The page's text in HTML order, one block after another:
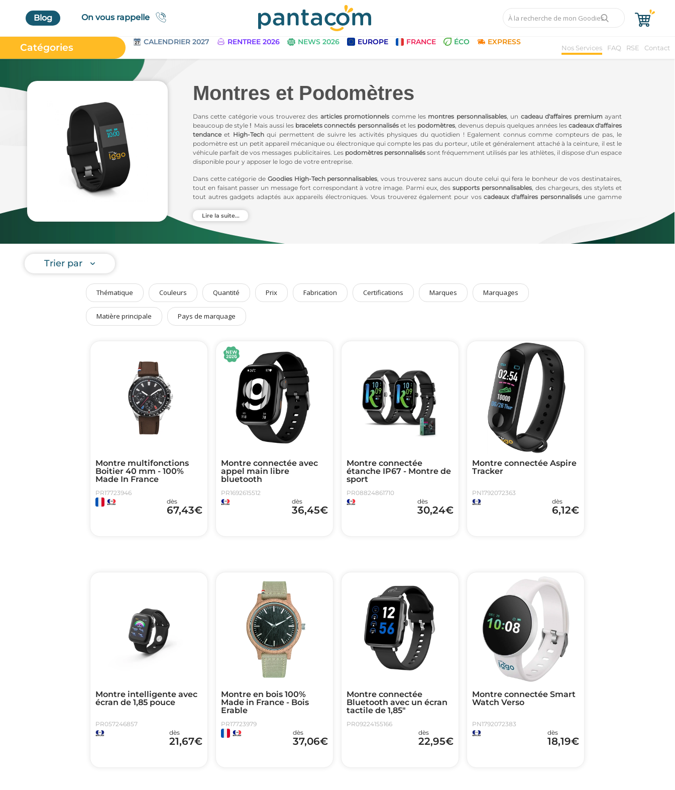
Blog On vous rappelle
Catégories CALENDRIER 2027 RENTREE 2026 NEWS 2026 EUROPE FRANCE ÉCO EXPRESS
Nos Services FAQ RSE Contact
Au Bureau
Bagageries & Sacs
Textiles & Accessoires
Vêtements de Travail
Parapluies & Parasols
Art de la Table
Bien être & Sécurité
Sports, loisirs & jouets
Accessoires Auto & Vélo
PLV & Mobiliers Pub
Montres et Podomètres
Dans cette catégorie vous trouverez des articles promotionnels comme les montres personnalisables, un cadeau d'affaires premium ayant
beaucoup de style ! Mais aussi les bracelets connectés personnaliséset les podomètres, devenus depuis quelques années les cadeaux d'affaires
tendanceet High-Techqui permettent de suivre les activités physiques du quotidien ! Egalement connus comme compteurs de pas, le
podomètre est un petit appareil mécanique ou électronique qui compte les pas du porteur, utile et généralement attaché à la ceinture, il est le
véhicule parfait de vos messages publicitaires. Les podomètres personnaliséssont fréquemment utilisés par les athlètes, il dispose d'un espace
disponible pour y apposer le logo de votre entreprise.
Dans cette catégorie de Goodies High-Tech personnalisables , vous trouverez sans aucun doute celui qui fera le bonheur de vos destinataires,
tout en faisant passer un message fort correspondant à votre image. Parmi eux, dessupports personnalisables , des chargeurs, des stylets et
tout autres gadgets adaptés aux appareils électroniques. Vous trouverez également pour voscadeaux d'affaires personnalisésune gamme
Nous avons également sélectionné pour vous l'essentiel du
innovantspouvant parfaitement s'accorder pour un kit !
Lire la suite...
Trier par
Thématique Couleurs Quantité Prix Fabrication Certifications Marques Marquages
Matière principale Pays de marquage
Montre multifonctions
Boitier 40 mm - 100%
Made In France
PR17723946
dès
67,43€
Montre connectée avec
appel main libre
bluetooth
PR1692615512
dès
36,45€
Montre connectée
étanche IP67 - Montre de
sport
PR08824861710
dès
30,24€
Montre connectée Aspire
Tracker
PN1792072363
dès
6,12€
Montre intelligente avec
écran de 1,85 pouce
PR057246857
dès
21,67€
Montre en bois 100%
Made in France - Bois
Erable
PR17723979
dès
37,06€
Montre connectée
Bluetooth avec un écran
tactile de 1,85"
PR09224155166
dès
22,95€
Montre connectée Smart
Watch Verso
PN1792072383
dès
18,19€